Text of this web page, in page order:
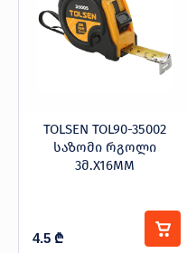
TOLSEN TOL90-35002
საზომი რგოლი
3მ.X16MM
4.5 ₾